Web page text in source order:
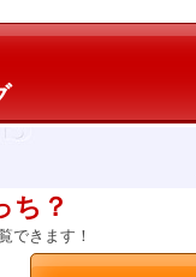
ち？
できます！